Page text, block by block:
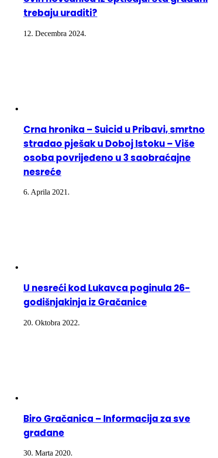
trebaju uraditi?
12. Decembra 2024.
Crna hronika – Suicid u Pribavi, smrtno
stradao pješak u Doboj Istoku – Više
osoba povrijeđeno u 3 saobraćajne
nesreće
6. Aprila 2021.
U nesreći kod Lukavca poginula 26-
godišnjakinja iz Gračanice
20. Oktobra 2022.
Biro Gračanica – Informacija za sve
građane
30. Marta 2020.